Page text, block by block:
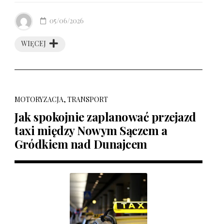
WIĘCEJ
05/06/2026
MOTORYZACJA, TRANSPORT
Jak spokojnie zaplanować przejazd
taxi między Nowym Sączem a
Gródkiem nad Dunajcem